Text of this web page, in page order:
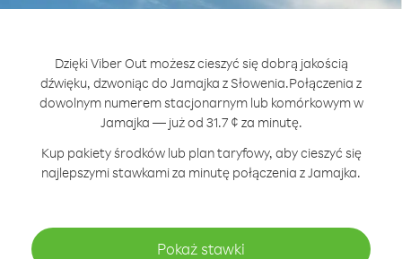
Dzięki Viber Out możesz cieszyć się dobrą jakością
dźwięku, dzwoniąc do Jamajka z Słowenia.Połączenia z
dowolnym numerem stacjonarnym lub komórkowym w
Jamajka — już od 31.7 ¢ za minutę.
Kup pakiety środków lub plan taryfowy, aby cieszyć się
najlepszymi stawkami za minutę połączenia z Jamajka.
Pokaż stawki